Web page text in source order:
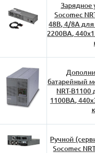
Зарядное
Socomec
48В, 4/8А для
2200ВА,
батарейный
NRT-B1100
1100ВА,
Ручной
Socomec